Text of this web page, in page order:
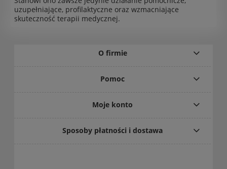
uzupełniające, profilaktyczne oraz wzmacniające
skuteczność terapii medycznej.
O firmie
Pomoc
Moje konto
Sposoby płatności i dostawa